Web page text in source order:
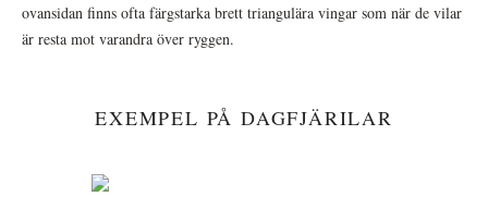
ovansidan finns ofta färgstarka brett triangulära vingar som när de vilar
är resta mot varandra över ryggen.
EXEMPEL PÅ DAGFJÄRILAR